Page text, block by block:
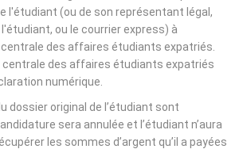
l'étudiant (ou de son représentant légal,
ou le courrier express) à
des affaires étudiants expatriés.
centrale des affaires étudiants expatriés
numérique.
dossier original de l’étudiant sont
sera annulée et l’étudiant n’aura
les sommes d’argent qu’il a payées.